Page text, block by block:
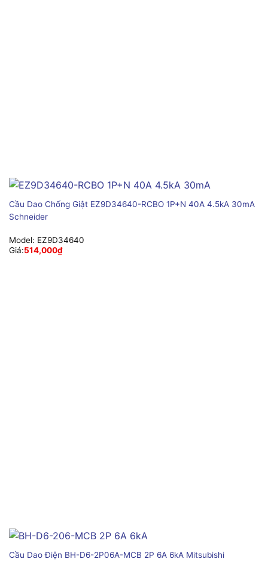
Cầu Dao Chống Giật EZ9D34640-RCBO 1P+N 40A 4.5kA 30mA
Schneider
Model: EZ9D34640
Giá:514,000₫
Cầu Dao Điện BH-D6-2P06A-MCB 2P 6A 6kA Mitsubishi